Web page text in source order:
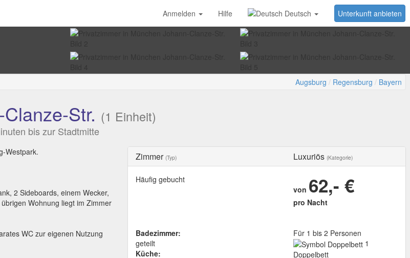
Unterkunft anbieten
Anmelden Hilfe
Deutsch
Augsburg Regensburg Bayern
Str. (1 Einheit)
bis zur Stadtmitte
Zimmer (Typ) Luxuriös (Kategorie)
Häufig gebucht
von 62,- €
pro Nacht
Badezimmer:
geteilt
Küche:
Für 1 bis 2 Personen
1
Doppelbett
Westpark.
2 Sideboards, einem Wecker,
Wohnung liegt im Zimmer
WC zur eigenen Nutzung